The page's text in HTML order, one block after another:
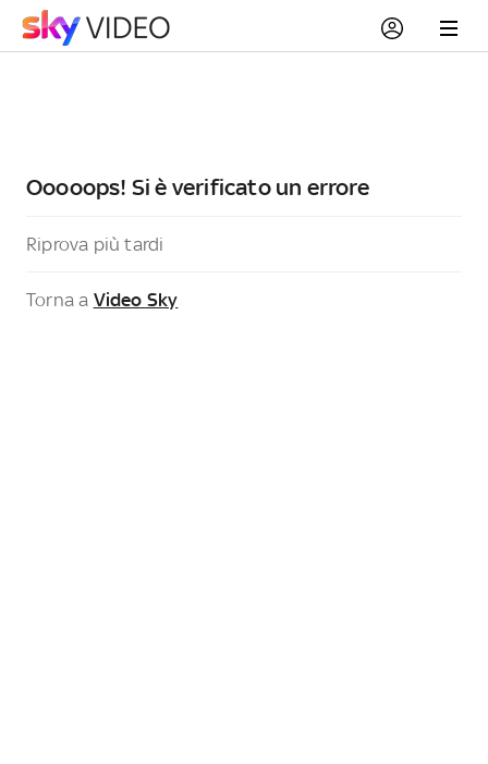
Ooooops! Si è verificato un errore
Riprova più tardi
Torna a Video Sky